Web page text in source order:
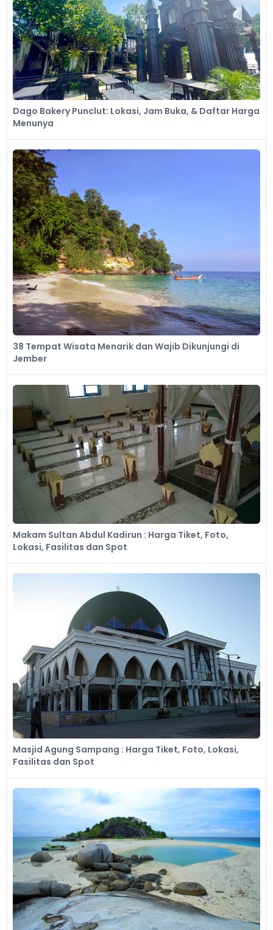
Dago Bakery Punclut: Lokasi, Jam Buka, & Daftar Harga
Menunya
38 Tempat Wisata Menarik dan Wajib Dikunjungi di
Jember
Makam Sultan Abdul Kadirun : Harga Tiket, Foto,
Lokasi, Fasilitas dan Spot
Masjid Agung Sampang : Harga Tiket, Foto, Lokasi,
Fasilitas dan Spot